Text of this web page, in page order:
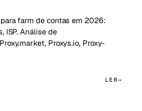
farm de contas em 2026:
ISP. Análise de
Proxys.io, Proxy-
LER